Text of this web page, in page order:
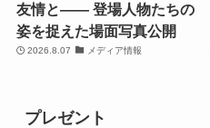
友情と―― 登場人物たちの
姿を捉えた場面写真公開
2026.8.07 メディア情報
プレゼント